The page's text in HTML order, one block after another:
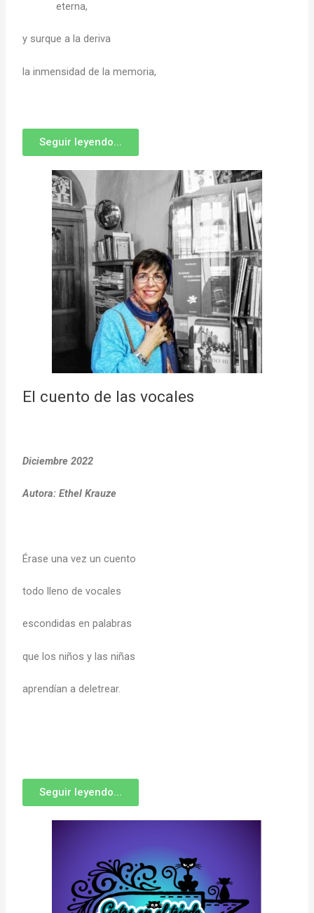
eterna,
y surque a la deriva
la inmensidad de la memoria,
Seguir leyendo...
El cuento de las vocales
Diciembre 2022
Autora: Ethel Krauze
Érase una vez un cuento
todo lleno de vocales
escondidas en palabras
que los niños y las niñas
aprendían a deletrear.
Seguir leyendo...